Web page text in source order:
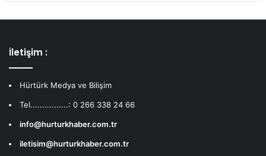
İletişim :
Hürtürk Medya ve Bilişim
Tel................: 0 266 338 24 66
info@hurturkhaber.com.tr
iletisim@hurturkhaber.com.tr